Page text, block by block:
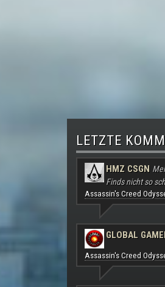
LETZTE
HMZ CSGN
Finds nicht so
Assassin's Creed
GLOBAL
Assassin's Creed